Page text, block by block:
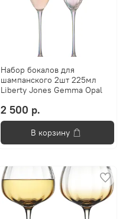
Набор бокалов для
шампанского 2шт 225мл
Liberty Jones Gemma Opal
2 500 р.
В корзину